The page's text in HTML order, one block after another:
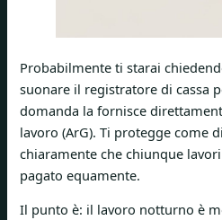
Probabilmente ti starai
suonare il registratore di cassa
domanda la fornisce
lavoro (ArG). Ti protegge come
chiaramente che chiunque
pagato equamente.
Il punto è: il lavoro notturno è